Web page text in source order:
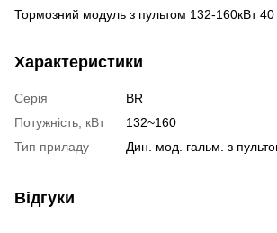
Тормозний модуль з пультом 132-160кВт
Характеристики
Серія
BR
Потужність, кВт
132~160
Тип приладу
Дин. мод. гальм. з
Відгуки